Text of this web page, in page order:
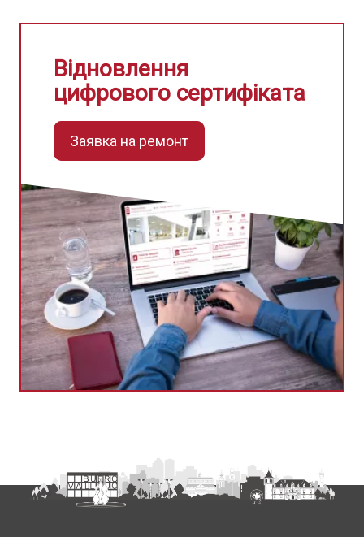
Відновлення
цифрового сертифіката
Заявка на ремонт